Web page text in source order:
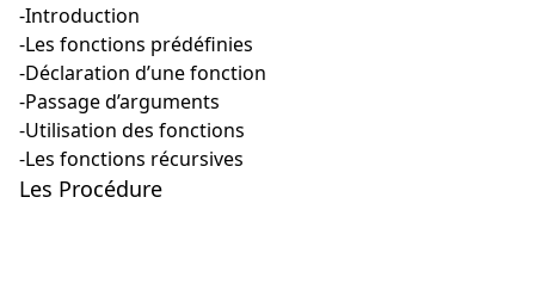
-Introduction
-Les fonctions prédéfinies
-Déclaration d’une fonction
-Passage d’arguments
-Utilisation des fonctions
-Les fonctions récursives
Les Procédure